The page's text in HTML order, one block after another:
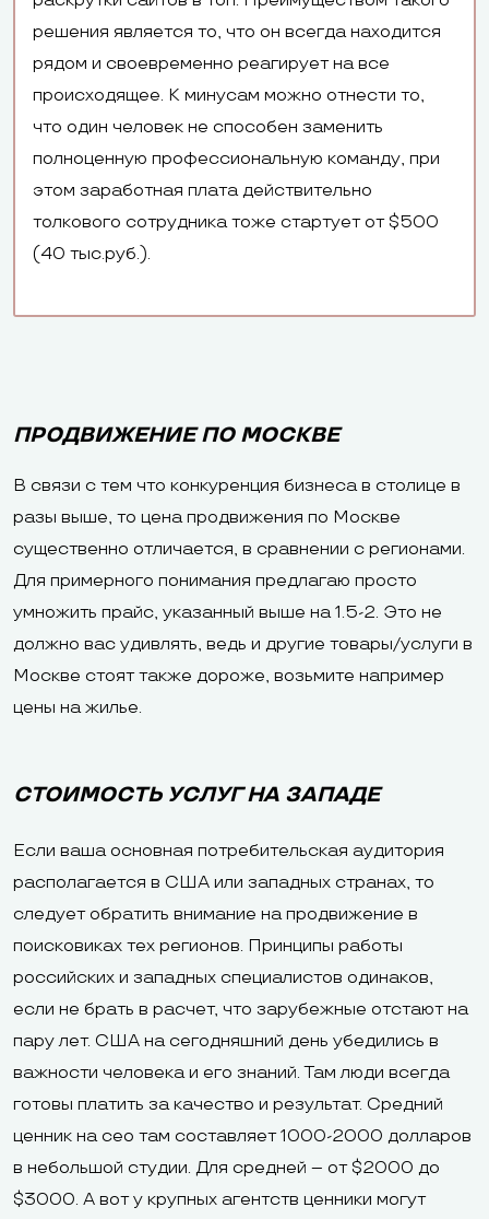
решения является то, что он всегда находится
рядом и своевременно реагирует на все
происходящее. К минусам можно отнести то,
что один человек не способен заменить
полноценную профессиональную команду, при
этом заработная плата действительно
толкового сотрудника тоже стартует от $500
(40 тыс.руб.).
ПРОДВИЖЕНИЕ ПО МОСКВЕ
В связи с тем что конкуренция бизнеса в столице в
разы выше, то цена продвижения по Москве
существенно отличается, в сравнении с регионами.
Для примерного понимания предлагаю просто
умножить прайс, указанный выше на 1.5-2. Это не
должно вас удивлять, ведь и другие товары/услуги в
Москве стоят также дороже, возьмите например
цены на жилье.
СТОИМОСТЬ УСЛУГ НА ЗАПАДЕ
Если ваша основная потребительская аудитория
располагается в США или западных странах, то
следует обратить внимание на продвижение в
поисковиках тех регионов. Принципы работы
российских и западных специалистов одинаков,
если не брать в расчет, что зарубежные отстают на
пару лет. США на сегодняшний день убедились в
важности человека и его знаний. Там люди всегда
готовы платить за качество и результат. Средний
ценник на сео там составляет 1000-2000 долларов
в небольшой студии. Для средней – от $2000 до
$3000. А вот у крупных агентств ценники могут